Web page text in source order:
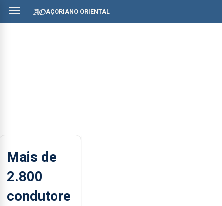
AÇORIANO ORIENTAL
Mais de
2.800
condutore